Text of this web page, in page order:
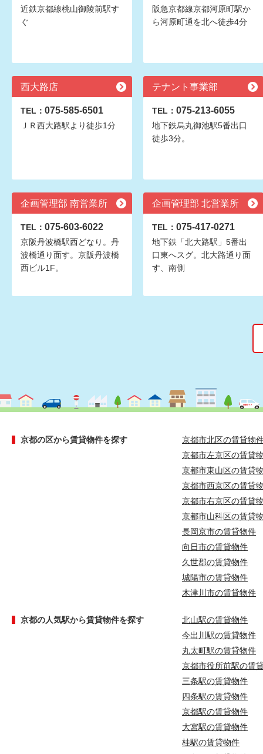
近鉄京都線桃山御陵前駅す
ぐ
阪急京都線京都河原町駅か
ら河原町通を北へ徒歩4分
西大路店
TEL： 075-585-6501
ＪＲ西大路駅より徒歩1分
テナント事業部
TEL： 075-213-6055
地下鉄烏丸御池駅5番出口
徒歩3分。
企画管理部 南営業所
TEL： 075-603-6022
京阪丹波橋駅西どなり。丹
波橋通り面す。京阪丹波橋
西ビル1F。
企画管理部 北営業所
TEL： 075-417-0271
地下鉄「北大路駅」5番出
口東へスグ。北大路通り面
す、南側
京都の区から賃貸物件を探す
京都市北区の賃貸物
京都市左京区の賃貸
京都市東山区の賃貸
京都市西京区の賃貸
京都市右京区の賃貸
京都市山科区の賃貸
長岡京市の賃貸物件
向日市の賃貸物件
久世郡の賃貸物件
城陽市の賃貸物件
木津川市の賃貸物件
京都の人気駅から賃貸物件を探す
北山駅の賃貸物件
今出川駅の賃貸物件
丸太町駅の賃貸物件
京都市役所前駅の賃
三条駅の賃貸物件
四条駅の賃貸物件
京都駅の賃貸物件
大宮駅の賃貸物件
桂駅の賃貸物件